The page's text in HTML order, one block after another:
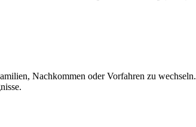
Nachkommen oder Vorfahren zu wechseln.